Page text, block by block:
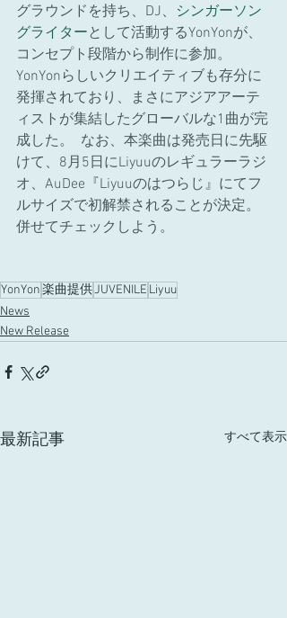
グラウンドを持ち、DJ、 シンガーソン
グライター として活動するYonYonが、
コンセプト段階から制作に参加。
YonYonらしいクリエイティブも存分に
発揮されており、まさにアジアアーテ
ィストが集結したグローバルな1曲が完
成した。  なお、本楽曲は発売日に先駆
けて、8月5日にLiyuuのレギュラーラジ
オ、AuDee『Liyuuのはつらじ』にてフ
ルサイズで初解禁されることが決定。
併せてチェックしよう。
YonYon楽曲提供JUVENILE Liyuu
News
New Release
最新記事 すべて表示